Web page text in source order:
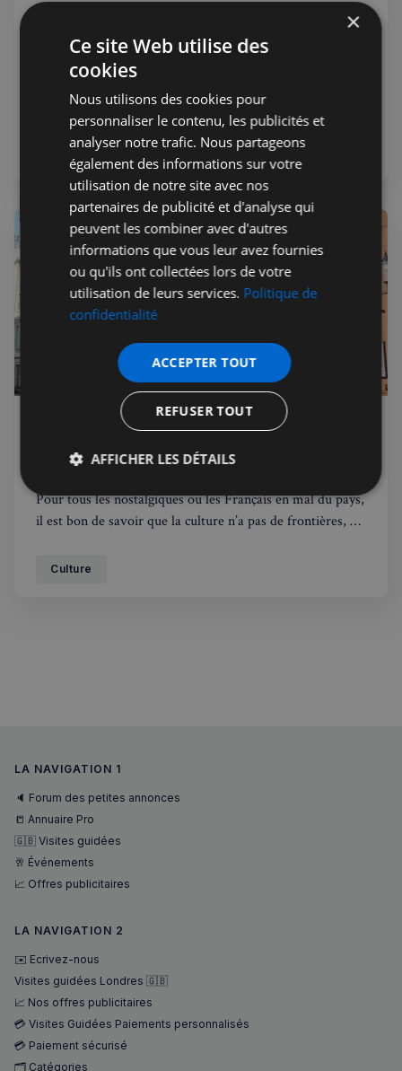
Chloe Chanteloube
Le French Film Festival est de retour
le 12 mars
Ce mois-ci, le cinéma français est à l'honneur. Le Festival
du Film Français présente une série de projections
spéciales en ligne sur sa plateforme fff@home du
vendredi 12 au samedi 27 mars.
Chloe Chanteloube Membres
La culture française traverse la
Manche
Pour tous les nostalgiques ou les Français en mal du pays,
il est bon de savoir que la culture n’a pas de frontières, et
plongeant dans les œuvres qui s’offrent à nous, même
Culture
LA NAVIGATION 1
🔈 Forum des petites annonces
📒 Annuaire Pro
🇬🇧 Visites guidées
🥂 Événements
📈 Offres publicitaires
LA NAVIGATION 2
✉️ Ecrivez-nous
Visites guidées Londres 🇬🇧
📈 Nos offres publicitaires
💳 Visites Guidées Paiements personnalisés
💳 Paiement sécurisé
🗂️ Catégories
×
Ce site Web utilise des
cookies
Nous utilisons des cookies pour
personnaliser le contenu, les publicités et
analyser notre trafic. Nous partageons
également des informations sur votre
utilisation de notre site avec nos
partenaires de publicité et d'analyse qui
peuvent les combiner avec d'autres
informations que vous leur avez fournies
ou qu'ils ont collectées lors de votre
utilisation de leurs services. Politique de
confidentialité
ACCEPTER TOUT
REFUSER TOUT
AFFICHER LES DÉTAILS
Strictement
nécessaires
Performance Ciblage
Les cookies strictement nécessaires habilitent des
connexion des utilisateurs et la gestion des comptes.
sans les cookies strictement nécessaires.
Nom
_px3